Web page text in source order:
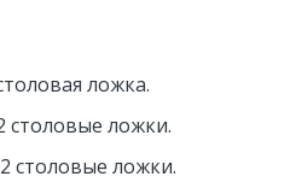
ложка.
ложки.
ложки.